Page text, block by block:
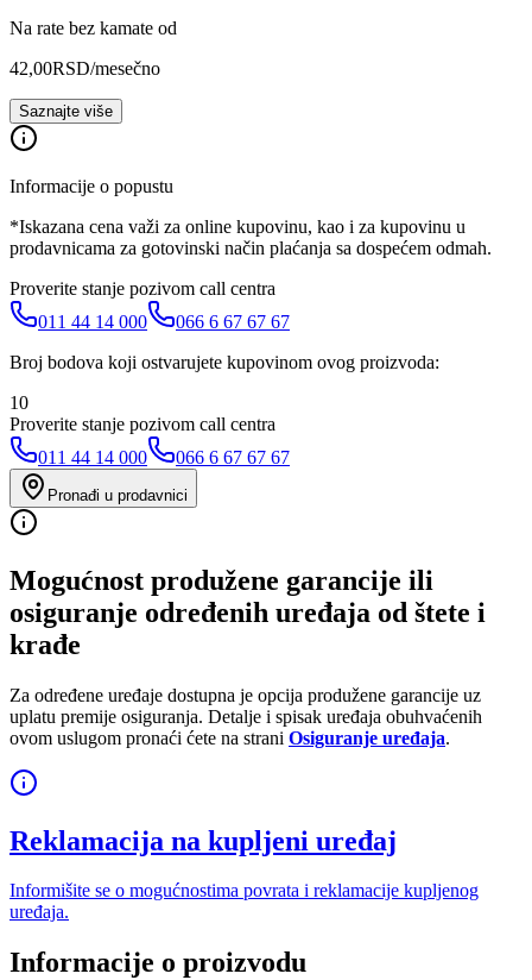
Na rate bez kamate od
42,00RSD/mesečno
Saznajte više
Informacije o popustu
*Iskazana cena važi za online kupovinu, kao i za kupovinu u
prodavnicama za gotovinski način plaćanja sa dospećem odmah.
Proverite stanje pozivom call centra
011 44 14 000
066 6 67 67 67
Broj bodova koji ostvarujete kupovinom ovog proizvoda:
10
Proverite stanje pozivom call centra
011 44 14 000
066 6 67 67 67
Pronađi u prodavnici
Mogućnost produžene garancije ili
osiguranje određenih uređaja od štete i
krađe
Za određene uređaje dostupna je opcija produžene garancije uz
uplatu premije osiguranja. Detalje i spisak uređaja obuhvaćenih
ovom uslugom pronaći ćete na strani Osiguranje uređaja.
Reklamacija na kupljeni uređaj
Informišite se o mogućnostima povrata i reklamacije kupljenog
uređaja.
Informacije o proizvodu